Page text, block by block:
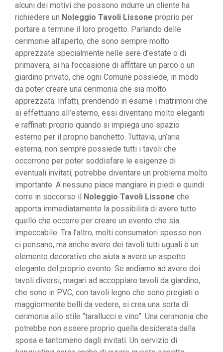
alcuni dei motivi che possono indurre un cliente ha
richiedere un Noleggio Tavoli Lissone proprio per
portare a termine il loro progetto. Parlando delle
cerimonie all’aperto, che sono sempre molto
apprezzate specialmente nelle sere d’estate o di
primavera, si ha l’occasione di affittare un parco o un
giardino privato, che ogni Comune possiede, in modo
da poter creare una cerimonia che sia molto
apprezzata. Infatti, prendendo in esame i matrimoni che
si effettuano all’esterno, essi diventano molto eleganti
e raffinati proprio quando si impiega uno spazio
esterno per il proprio banchetto. Tuttavia, un’aria
esterna, non sempre possiede tutti i tavoli che
occorrono per poter soddisfare le esigenze di
eventuali invitati, potrebbe diventare un problema molto
importante. A nessuno piace mangiare in piedi e quindi
corre in soccorso il
Noleggio Tavoli Lissone che
apporta immediatamente la possibilità di avere tutto
quello che occorre per creare un evento che sia
impeccabile. Tra l’altro, molti consumatori spesso non
ci pensano, ma anche avere dei tavoli tutti uguali è un
elemento decorativo che aiuta a avere un aspetto
elegante del proprio evento. Se andiamo ad avere dei
tavoli diversi, magari ad accoppiare tavoli da giardino,
che sono in PVC, con tavoli legno che sono pregiati e
maggiormente belli da vedere, si crea una sorta di
cerimonia allo stile “tarallucci e vino”. Una cerimonia che
potrebbe non essere proprio quella desiderata dalla
sposa e tantomeno dagli invitati. Un servizio di